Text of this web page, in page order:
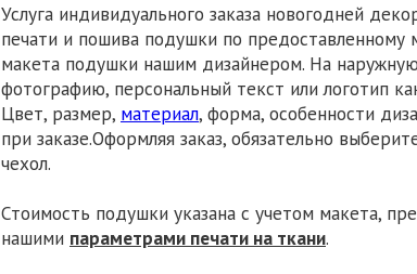
Услуга индивидуального заказа новогодней
печати и пошива подушки по предоставленному
макета подушки нашим дизайнером. На
фотографию, персональный текст или логотип
Цвет, размер, материал, форма, особенности
при заказе.Оформляя заказ, обязательно
чехол.
Стоимость подушки указана с учетом макета,
нашими параметрами печати на ткани.